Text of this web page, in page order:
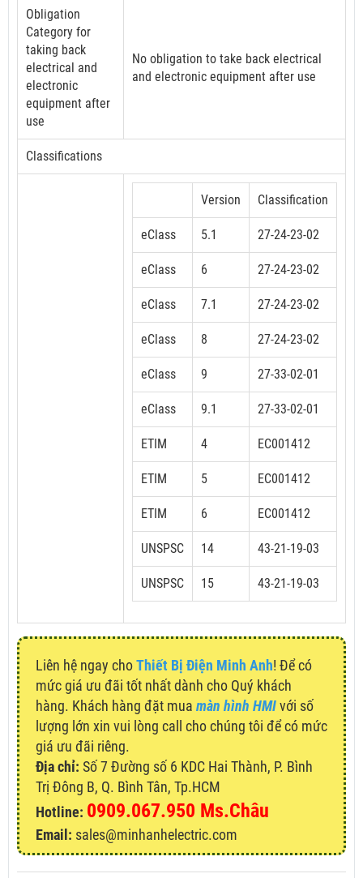
Obligation
Category for
taking back
electrical and
electronic
equipment after
use
No obligation to take back electrical
and electronic equipment after use
Classifications
Version Classification
eClass 5.1 27-24-23-02
eClass 6 27-24-23-02
eClass 7.1 27-24-23-02
eClass 8 27-24-23-02
eClass 9 27-33-02-01
eClass 9.1 27-33-02-01
ETIM 4 EC001412
ETIM 5 EC001412
ETIM 6 EC001412
UNSPSC 14 43-21-19-03
UNSPSC 15 43-21-19-03
Liên hệ ngay choThiết Bị Điện Minh Anh! Để có
mức giá ưu đãi tốt nhất dành cho Quý khách
hàng. Khách hàng đặt mua màn hình HMIvới số
lượng lớn xin vui lòng call cho chúng tôi để có mức
giá ưu đãi riêng.
Địa chỉ: Số 7 Đường số 6 KDC Hai Thành, P. Bình
Trị Đông B, Q. Bình Tân, Tp.HCM
Hotline: 0909.067.950 Ms.Châu
Email: sales@minhanhelectric.com